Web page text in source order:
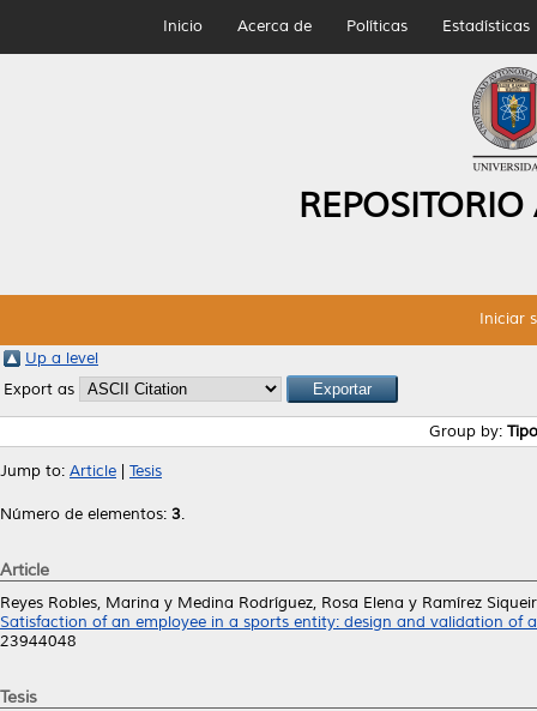
Inicio Acerca de Políticas Estadísticas
Iniciar
Up a level
Export as
Group by:
Jump to: Article Tesis
Número de elementos: 3.
Article
Reyes Robles, Marina y Medina Rodríguez, Rosa Elena y Ramírez
Satisfaction of an employee in a sports entity: design and validation of
23944048
Tesis